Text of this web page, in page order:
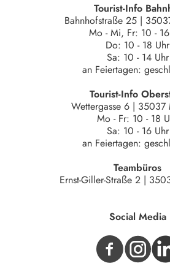
Tourist-Info
Bahnhofstraße 25 |
Mo - Mi, Fr: 10 -
Do: 10 - 18 Uhr
Sa: 10 - 14 Uhr
an Feiertagen:
Tourist-Info
Wettergasse 6 | 35037
Mo - Fr: 10 - 18
Sa: 10 - 16 Uhr
an Feiertagen:
Teambüros
Ernst-Giller-Straße 2 |
Social Media